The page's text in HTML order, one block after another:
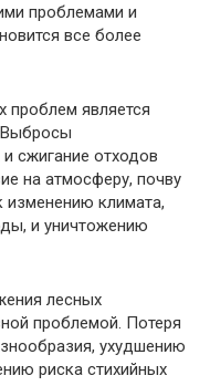
проблемами и
все более
проблем является
сжигание отходов
на атмосферу, почву
изменению климата,
и уничтожению
лесных
проблемой. Потеря
ухудшению
риска стихийных